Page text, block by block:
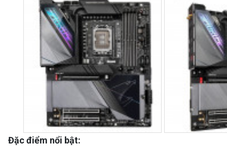
Đặc điểm nổi bật: